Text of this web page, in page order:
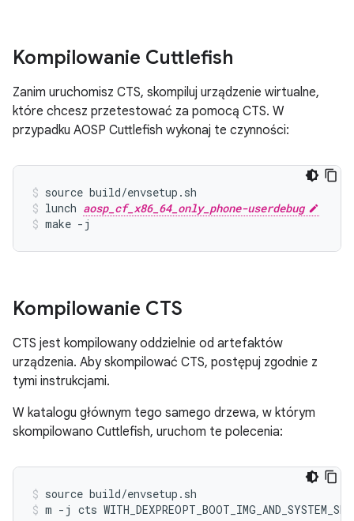
Kompilowanie Cuttlefish
Zanim uruchomisz CTS, skompiluj urządzenie wirtualne,
które chcesz przetestować za pomocą CTS. W
przypadku AOSP Cuttlefish wykonaj te czynności:
source build/envsetup.sh
lunch aosp_cf_x86_64_only_phone-userdebug
make -j
Kompilowanie CTS
CTS jest kompilowany oddzielnie od artefaktów
urządzenia. Aby skompilować CTS, postępuj zgodnie z
tymi instrukcjami.
W katalogu głównym tego samego drzewa, w którym
skompilowano Cuttlefish, uruchom te polecenia:
source build/envsetup.sh
m -j cts